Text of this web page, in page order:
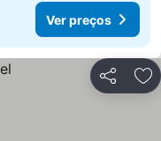
Ver preços
Partilhar